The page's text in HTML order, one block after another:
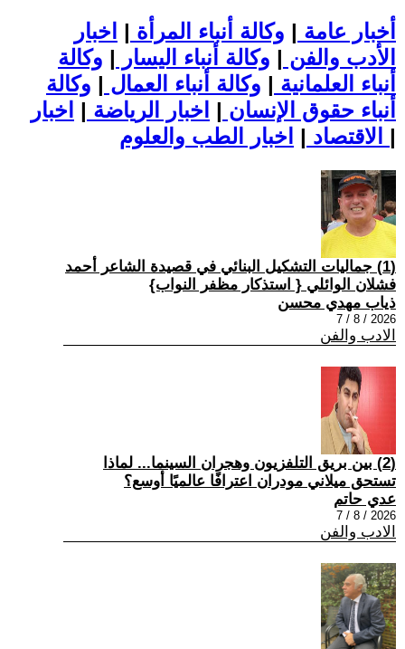
أخبار عامة | وكالة أنباء المرأة | اخبار
الأدب والفن | وكالة أنباء اليسار | وكالة
أنباء العلمانية | وكالة أنباء العمال | وكالة
أنباء حقوق الإنسان | اخبار الرياضة | اخبار
الاقتصاد | |
(1) جماليات التشكيل البنائي في قصيدة الشاعر أحمد
فشلان الوائلي { استذكار مظفر النواب}
ذياب مهدي محسن
2026 / 8 / 7
الادب والفن
(2) بين بريق التلفزيون وهجران السينما... لماذا
تستحق ميلاني مودران اعترافًا عالميًا أوسع؟
عدي حاتم
2026 / 8 / 7
الادب والفن